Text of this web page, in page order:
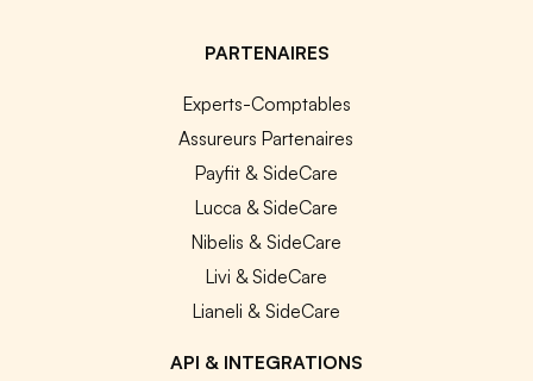
PARTENAIRES
Experts-Comptables
Assureurs Partenaires
Payfit & SideCare
Lucca & SideCare
Nibelis & SideCare
Livi & SideCare
Lianeli & SideCare
API & INTEGRATIONS